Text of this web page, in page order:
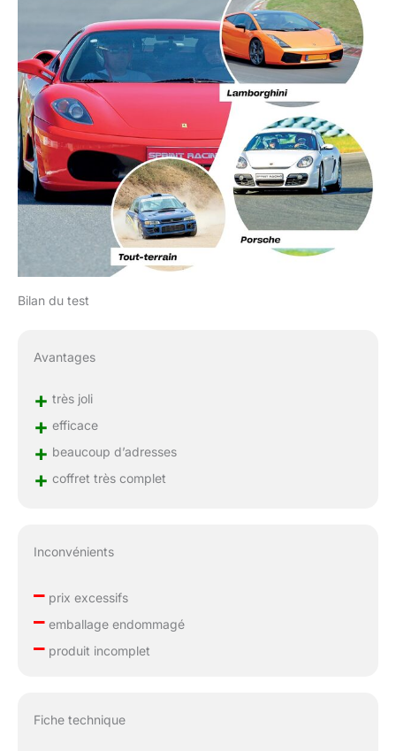
Bilan du test
Avantages
+ très joli
+ efficace
+ beaucoup d’adresses
+ coffret très complet
Inconvénients
–prix excessifs
–emballage endommagé
–produit incomplet
Fiche technique